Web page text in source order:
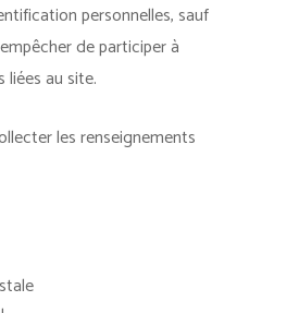
personnelles, sauf
de participer à
au site.
les renseignements